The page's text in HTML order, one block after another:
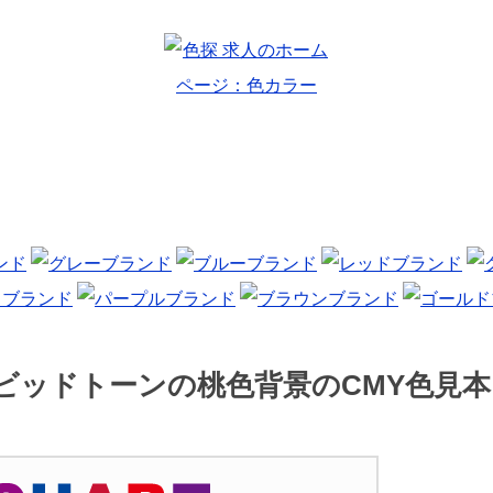
ッドトーンの桃色背景のCMY色見